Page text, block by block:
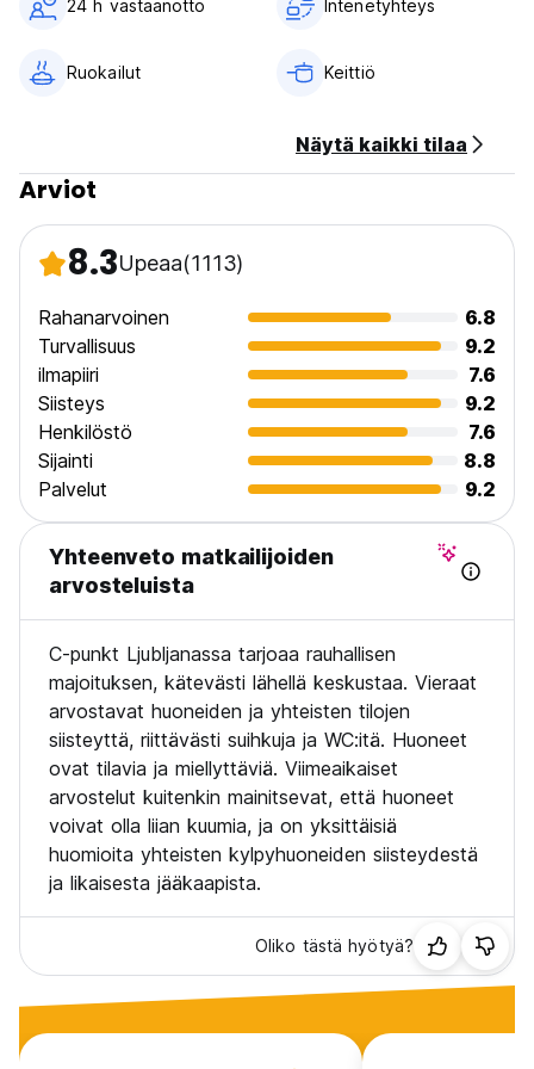
24 h vastaanotto Intenetyhteys
Ruokailut Keittiö
Näytä kaikki tilaa
Arviot
8.3Upeaa(1113)
Rahanarvoinen
6.8
Turvallisuus
9.2
ilmapiiri
7.6
Siisteys
9.2
Henkilöstö
7.6
Sijainti
8.8
Palvelut
9.2
Yhteenveto matkailijoiden
arvosteluista
C-punkt Ljubljanassa tarjoaa rauhallisen
majoituksen, kätevästi lähellä keskustaa. Vieraat
arvostavat huoneiden ja yhteisten tilojen
siisteyttä, riittävästi suihkuja ja WC:itä. Huoneet
ovat tilavia ja miellyttäviä. Viimeaikaiset
arvostelut kuitenkin mainitsevat, että huoneet
voivat olla liian kuumia, ja on yksittäisiä
huomioita yhteisten kylpyhuoneiden siisteydestä
ja likaisesta jääkaapista.
Oliko tästä hyötyä?